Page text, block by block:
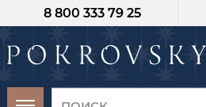
8 800 333 79 25
-30%
от 15 дней с
момента оплаты